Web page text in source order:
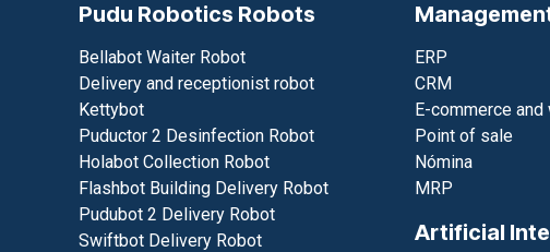
Pudu Robotics Robots
Bellabot Waiter Robot
Delivery and receptionist robot
Kettybot
Puductor 2 Desinfection Robot
Holabot Collection Robot
Flashbot Building Delivery Robot
Pudubot 2 Delivery Robot
Swiftbot Delivery Robot
ERP
CRM
E-commerce
Point of sale
Nómina
MRP
Artificial